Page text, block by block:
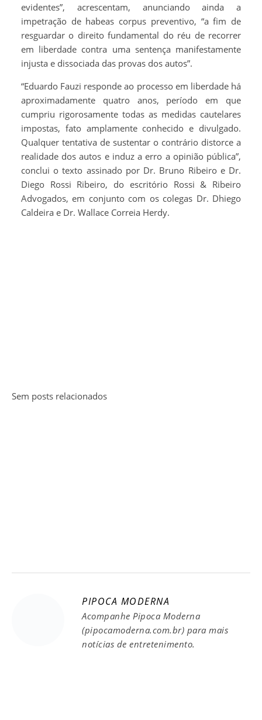
evidentes”, acrescentam, anunciando ainda a
impetração de habeas corpus preventivo, “a fim de
resguardar o direito fundamental do réu de recorrer
em liberdade contra uma sentença manifestamente
injusta e dissociada das provas dos autos”.
“Eduardo Fauzi responde ao processo em liberdade há
aproximadamente quatro anos, período em que
cumpriu rigorosamente todas as medidas cautelares
impostas, fato amplamente conhecido e divulgado.
Qualquer tentativa de sustentar o contrário distorce a
realidade dos autos e induz a erro a opinião pública”,
conclui o texto assinado por Dr. Bruno Ribeiro e Dr.
Diego Rossi Ribeiro, do escritório Rossi & Ribeiro
Advogados, em conjunto com os colegas Dr. Dhiego
Caldeira e Dr. Wallace Correia Herdy.
Sem posts relacionados
PIPOCA MODERNA
Acompanhe Pipoca Moderna
(pipocamoderna.com.br) para mais
notícias de entretenimento.